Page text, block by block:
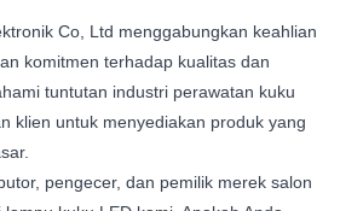
Co, Ltd menggabungkan keahlian
komitmen terhadap kualitas dan
tuntutan industri perawatan kuku
klien untuk menyediakan produk yang
pengecer, dan pemilik merek salon